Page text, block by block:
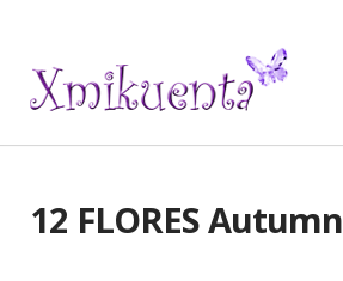
12 FLORES Autumn